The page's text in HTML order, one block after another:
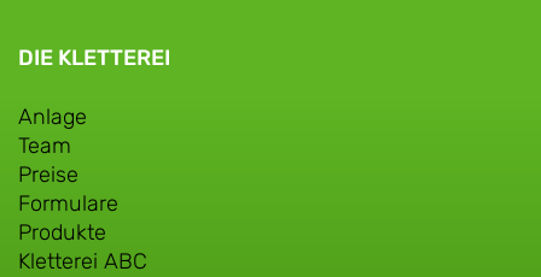
DIE KLETTEREI
Anlage
Team
Preise
Formulare
Produkte
Kletterei ABC